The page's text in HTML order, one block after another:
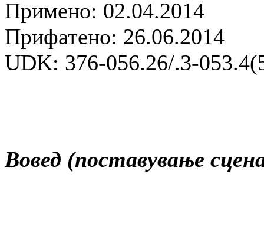
Примено: 02.04.2014
Прифатено: 26.06.2014
UDK: 376-056.26/.3-
Вовед (поставување